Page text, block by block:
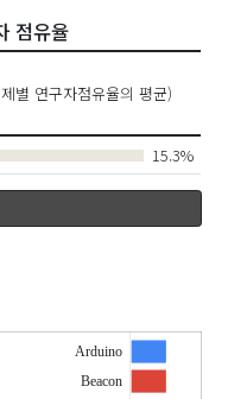
점유율
별 연구자점유율의 평균)
15.3%
Arduino
Beacon